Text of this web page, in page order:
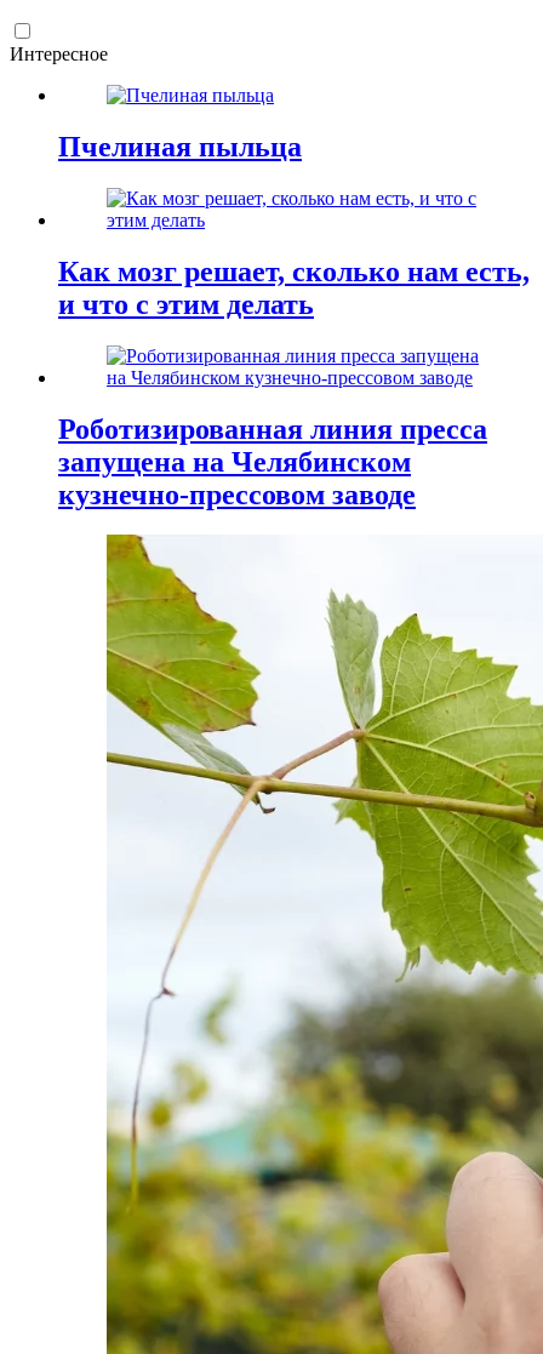
Интересное
Пчелиная пыльца
Как мозг решает, сколько нам есть,
и что с этим делать
Роботизированная линия пресса
запущена на Челябинском
кузнечно-прессовом заводе